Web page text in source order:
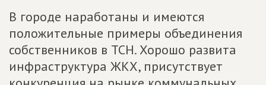
В городе наработаны и имеются
положительные примеры объединения
собственников в ТСН. Хорошо развита
инфраструктура ЖКХ, присутствует